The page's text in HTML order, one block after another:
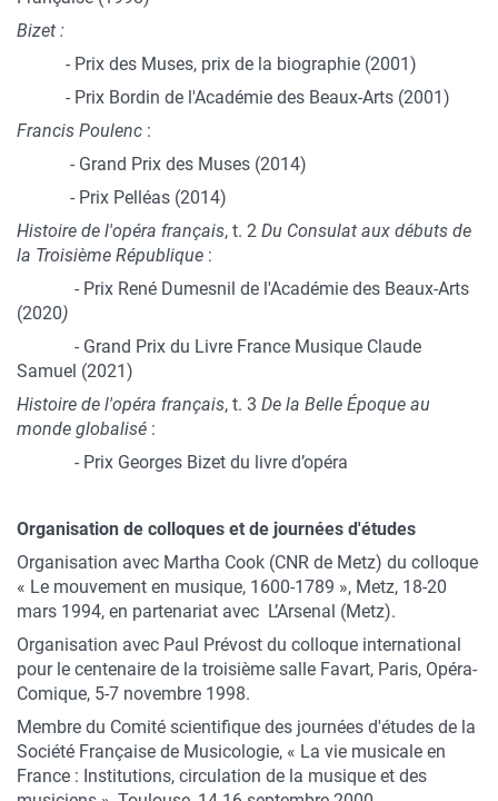
Bizet :
- Prix des Muses, prix de la biographie (2001)
- Prix Bordin de l'Académie des Beaux-Arts (2001)
Francis Poulenc :
- Grand Prix des Muses (2014)
- Prix Pelléas (2014)
Histoire de l'opéra français, t. 2 Du Consulat aux débuts de
la Troisième République :
- Prix René Dumesnil de l'Académie des Beaux-Arts
(2020)
- Grand Prix du Livre France Musique Claude
Samuel (2021)
Histoire de l'opéra français, t. 3 De la Belle Époque au
monde globalisé :
- Prix Georges Bizet du livre d’opéra
Organisation de colloques et de journées d'études
Organisation avec Martha Cook (CNR de Metz) du colloque
« Le mouvement en musique, 1600-1789 », Metz, 18-20
mars 1994, en partenariat avec L’Arsenal (Metz).
Organisation avec Paul Prévost du colloque international
pour le centenaire de la troisième salle Favart, Paris, Opéra-
Comique, 5-7 novembre 1998.
Membre du Comité scientifique des journées d'études de la
Société Française de Musicologie, « La vie musicale en
France : Institutions, circulation de la musique et des